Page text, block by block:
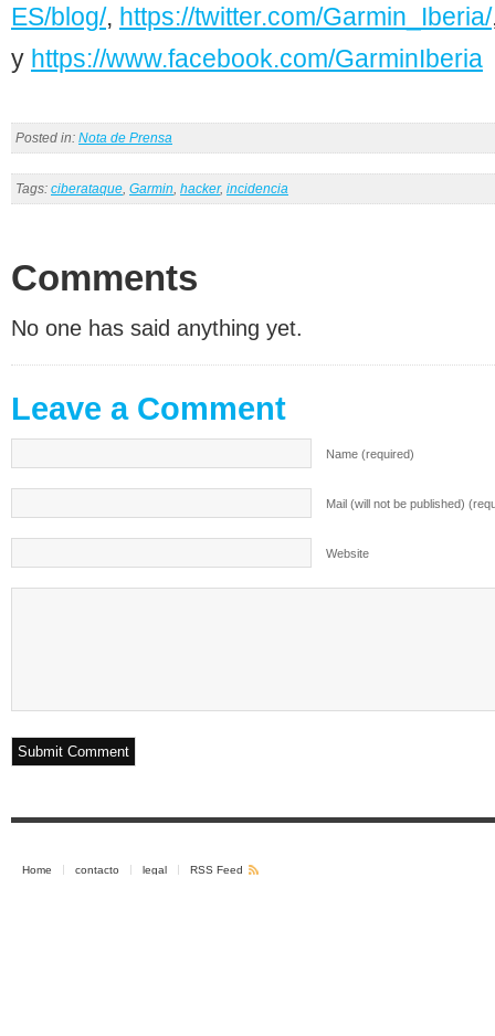
ES/blog/, https://twitter.com/Garmin_Iberia/
y https://www.facebook.com/GarminIberia
Posted in: Nota de Prensa
Tags: ciberataque Garmin hacker, incidencia
Comments
No one has said anything yet.
Leave a Comment
Name (required)
Mail (will not be published)
Website
Home contacto legal RSS Feed